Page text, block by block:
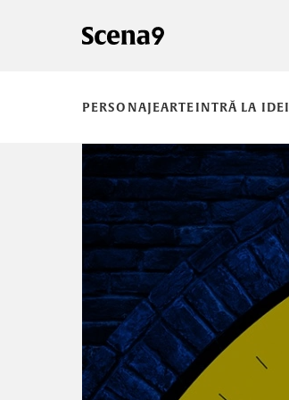
PERSONAJEARTEINTRĂ LA IDEI